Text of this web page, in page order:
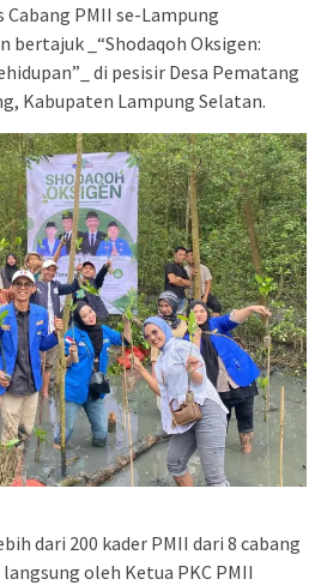
PMII se-Lampung
bertajuk _“Shodaqoh Oksigen:
di pesisir Desa Pematang
Kabupaten Lampung Selatan.
dari 200 kader PMII dari 8 cabang
oleh Ketua PKC PMII